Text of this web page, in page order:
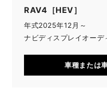
RAV4［HEV］
年式2025年12月～
ナビディスプレイオーデ
車種または